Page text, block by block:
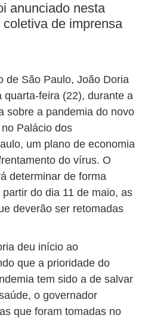
BUSCAR
anunciado nesta
de imprensa
de São Paulo, João Doria
quarta-feira (22), durante a
sobre a pandemia do novo
Palácio dos
um plano de economia
do vírus. O
determinar de forma
do dia 11 de maio, as
deverão ser retomadas
deu início ao
que a prioridade do
tem sido a de salvar
o governador
que foram tomadas no